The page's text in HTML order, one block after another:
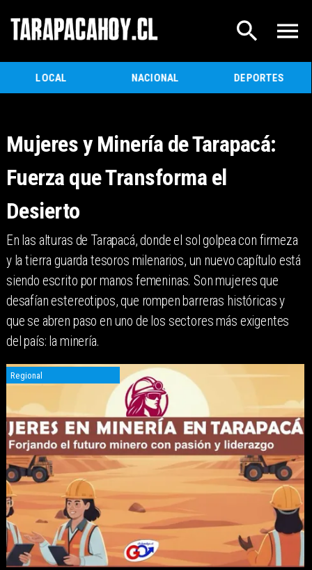
LOCAL NACIONAL DEPORTES
Mujeres y Minería de Tarapacá:
Fuerza que Transforma el
Desierto
​En las alturas de Tarapacá, donde el sol golpea con firmeza
y la tierra guarda tesoros milenarios, un nuevo capítulo está
siendo escrito por manos femeninas. Son mujeres que
desafían estereotipos, que rompen barreras históricas y
que se abren paso en uno de los sectores más exigentes
del país: la minería.
Regional